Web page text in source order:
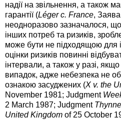
надії на звільнення, а також
гарантії (Léger c. France,
неодноразово зазначалося, що
інших потреб та ризиків,
може бути не підходящою для
оцінки ризиків повинні
інтервали, а також у разі,
випадок, адже небезпека не
ознакою засуджених (X v. the
November 1981; Judgment
2 March 1987; Judgment
United Kingdom of 25 October